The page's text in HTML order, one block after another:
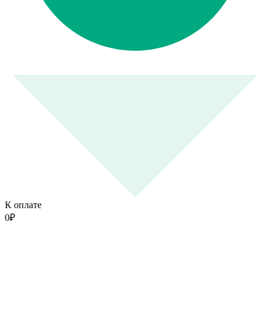
К оплате
0₽